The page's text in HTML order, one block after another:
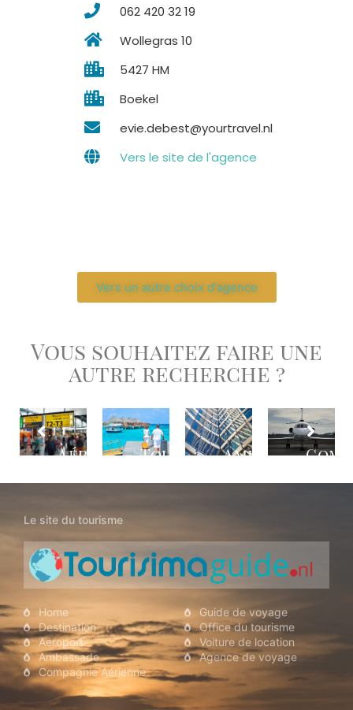
062 420 32 19
Wollegras 10
5427 HM
Boekel
evie.debest@yourtravel.nl
Vers le site de l'agence
Vers un autre choix d'agence
Vous souhaitez faire une
autre recherche ?
AéroportTour
Ambassade
Le site du tourisme
Home
Destination
Aéroport
Ambassade
Compagnie Aérienne
Guide de voyage
Office du tourisme
Voiture de location
Agence de voyage